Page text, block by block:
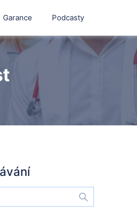
Garance Podcasty